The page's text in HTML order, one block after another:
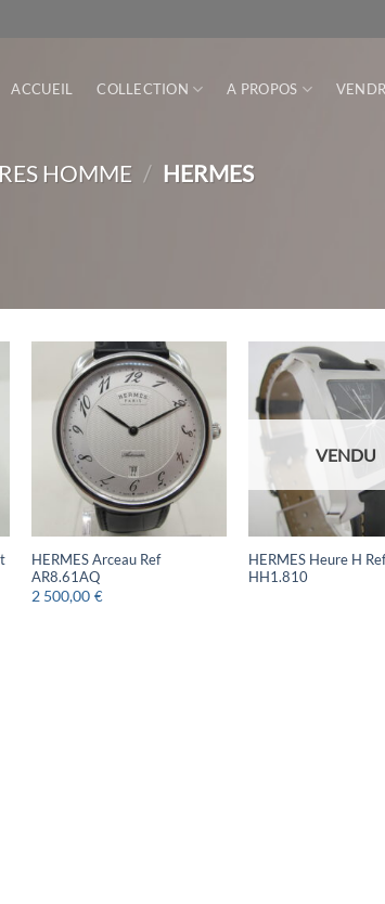
ACCUEIL COLLECTION A PROPOS
HOMME / HERMES
HERMES Arceau Ref
AR8.61AQ
2 500,00 €
VENDU
HERMES Heure H Ref
HH1.810